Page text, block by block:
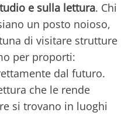
e sulla lettura. Chi
un posto noioso,
di visitare strutture
per proporti:
dal futuro.
che le rende
si trovano in luoghi